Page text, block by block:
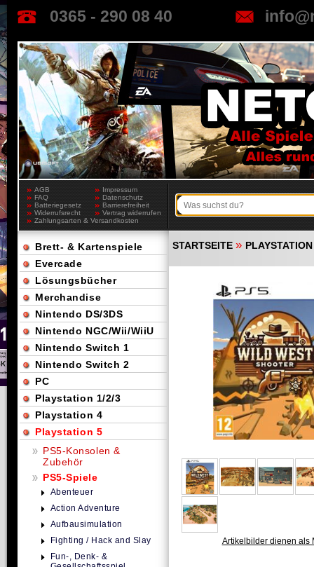
0365 - 290 08 40
AGB
Impressum
FAQ
Datenschutz
Batteriegesetz
Barrierefreiheit
Widerrufsrecht
Vertrag widerrufen
Zahlungsarten & Versandkosten
STARTSEITE »
Artikelbilder dienen als
Brett- & Kartenspiele
Evercade
Lösungsbücher
Merchandise
Nintendo DS/3DS
Nintendo NGC/Wii/WiiU
Nintendo Switch 1
Nintendo Switch 2
PC
Playstation 1/2/3
Playstation 4
Playstation 5
PS5-Konsolen &
Zubehör
PS5-Spiele
Abenteuer
Action Adventure
Aufbausimulation
Fighting / Hack and Slay
Fun-, Denk- &